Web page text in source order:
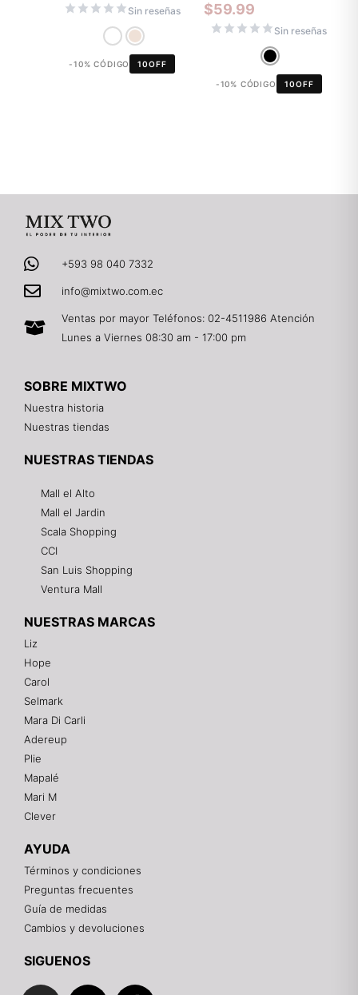
Sin reseñas
-10% CÓDIGO 10OFF
$59.99
Sin reseñas
-10% CÓDIGO 10OFF
+593 98 040 7332
info@mixtwo.com.ec
Ventas por mayor Teléfonos: 02-4511986 Atención
Lunes a Viernes 08:30 am - 17:00 pm
SOBRE MIXTWO
Nuestra historia
Nuestras tiendas
NUESTRAS TIENDAS
Mall el Alto
Mall el Jardin
Scala Shopping
CCI
San Luis Shopping
Ventura Mall
NUESTRAS MARCAS
Liz
Hope
Carol
Selmark
Mara Di Carli
Adereup
Plie
Mapalé
Mari M
Clever
AYUDA
Términos y condiciones
Preguntas frecuentes
Guía de medidas
Cambios y devoluciones
SIGUENOS
¡Hola! 👋
Gracias por visitarnos. Te asesoramos
personalmente con tu compra: tallas, envíos y
pagos.
Recuerda: 10% de descuento en tu primera compra
Contáctanos por el canal que prefieras 💕
WhatsApp
Instagram